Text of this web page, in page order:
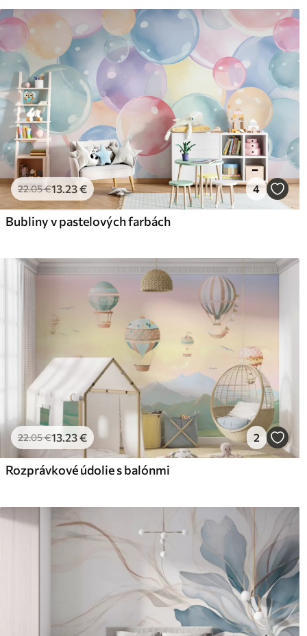
Čistenie
Tapetu môžete jemne
povrchovou úpravou sa
Spôsob aplikácie Plynulá aplikácia
Dostupné materiály
Štandard
45.0027.00€/m² 56
Prémiový vinyl
22.05€13 .23€ 4
Bubliny v pastelových farbách
22.05€13.23€ 2
Rozprávkové údolie s balónmi